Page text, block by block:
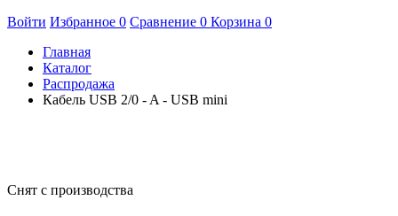
Войти Избранное 0 Сравнение 0 Корзина 0
Главная
Каталог
Распродажа
Кабель USB 2/0 - A - USB mini
Снят с производства